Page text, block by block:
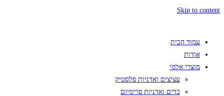
Skip to content
עמוד הבית
אודות
מוצרי אלמי
עציצים ואדניות פלסטיק
כדים ואדניות פרימיום